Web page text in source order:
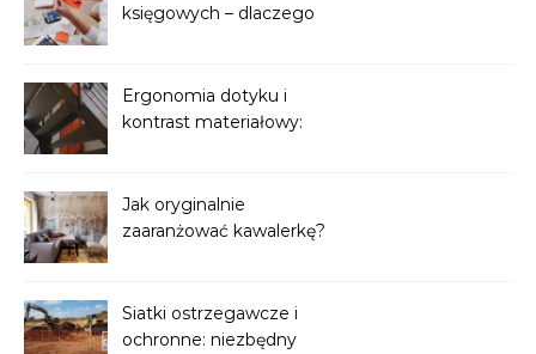
księgowych – dlaczego
Ergonomia dotyku i
kontrast materiałowy:
wnętrz premium
Jak oryginalnie
zaaranżować kawalerkę?
Siatki ostrzegawcze i
ochronne: niezbędny